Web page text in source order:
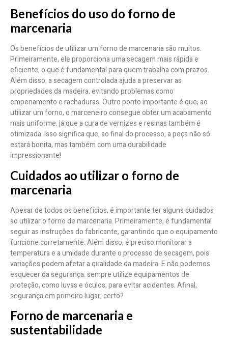
Benefícios do uso do forno de
marcenaria
Os benefícios de utilizar um forno de marcenaria são muitos.
Primeiramente, ele proporciona uma secagem mais rápida e
eficiente, o que é fundamental para quem trabalha com prazos.
Além disso, a secagem controlada ajuda a preservar as
propriedades da madeira, evitando problemas como
empenamento e rachaduras. Outro ponto importante é que, ao
utilizar um forno, o marceneiro consegue obter um acabamento
mais uniforme, já que a cura de vernizes e resinas também é
otimizada. Isso significa que, ao final do processo, a peça não só
estará bonita, mas também com uma durabilidade
impressionante!
Cuidados ao utilizar o forno de
marcenaria
Apesar de todos os benefícios, é importante ter alguns cuidados
ao utilizar o forno de marcenaria. Primeiramente, é fundamental
seguir as instruções do fabricante, garantindo que o equipamento
funcione corretamente. Além disso, é preciso monitorar a
temperatura e a umidade durante o processo de secagem, pois
variações podem afetar a qualidade da madeira. E não podemos
esquecer da segurança: sempre utilize equipamentos de
proteção, como luvas e óculos, para evitar acidentes. Afinal,
segurança em primeiro lugar, certo?
Forno de marcenaria e
sustentabilidade